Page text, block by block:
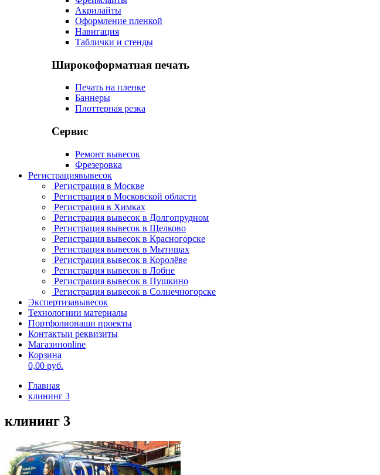
Акрилайты
Оформление пленкой
Навигация
Таблички и стенды
Широкоформатная печать
Печать на пленке
Баннеры
Плоттерная резка
Сервис
Ремонт вывесок
Фрезеровка
Регистрациявывесок
Регистрация в Москве
Регистрация в Московской области
Регистрация в Химках
Регистрация вывесок в Долгопрудном
Регистрация вывесок в Щелково
Регистрация вывесок в Красногорске
Регистрация вывесок в Мытищах
Регистрация вывесок в Королёве
Регистрация вывесок в Лобне
Регистрация вывесок в Пушкино
Регистрация вывесок в Солнечногорске
Экспертизавывесок
Технологиии материалы
Портфолионаши проекты
Контактыи реквизиты
Магазинonline
Корзина
0,00 руб.
Главная
клининг 3
клининг 3